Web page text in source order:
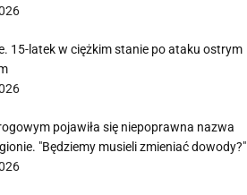
15-latek w ciężkim stanie po ataku ostrym
pojawiła się niepoprawna nazwa
"Będziemy musieli zmieniać dowody?"